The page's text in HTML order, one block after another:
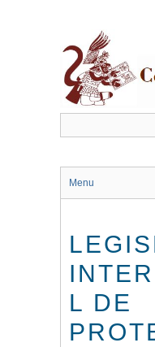
Menu
L DE